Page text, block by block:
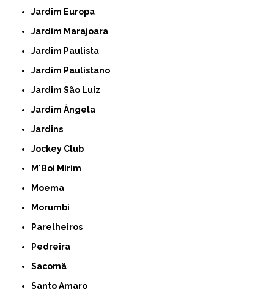
Jardim Europa
Jardim Marajoara
Jardim Paulista
Jardim Paulistano
Jardim São Luiz
Jardim Ângela
Jardins
Jockey Club
M'Boi Mirim
Moema
Morumbi
Parelheiros
Pedreira
Sacomã
Santo Amaro